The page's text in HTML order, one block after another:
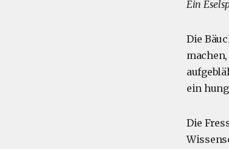
Ein
Die
ein
Die